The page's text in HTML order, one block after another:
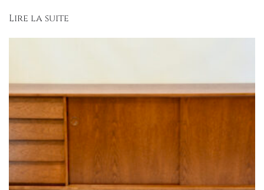
Lire la suite